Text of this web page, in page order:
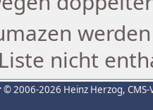
nicht
© 2006-2026 Heinz Herzog,